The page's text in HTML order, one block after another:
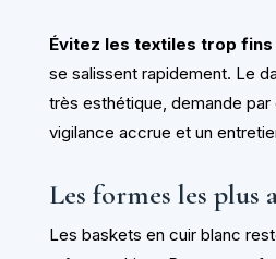
Évitez les textiles trop fins
se salissent rapidement. Le
très esthétique, demande par
vigilance accrue et un
Les formes les plus
Les baskets en cuir blanc